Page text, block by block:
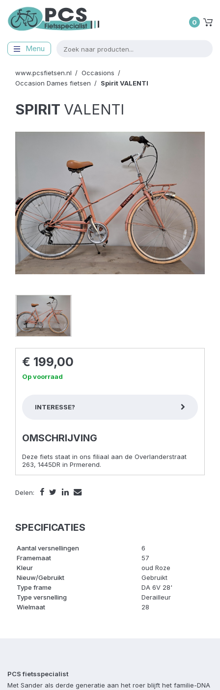
0
Menu
www.pcsfietsen.nl
Occasions
Occasion Dames fietsen
SpiritVALENTI
SPIRIT VALENTI
€ 199,00
Op voorraad
INTERESSE?
OMSCHRIJVING
Deze fiets staat in ons filiaal aan de Overlanderstraat
263, 1445DR in Prmerend.
Delen:
SPECIFICATIES
Aantal versnellingen
6
Framemaat
57
Kleur
oud Roze
Nieuw/Gebruikt
Gebruikt
Type frame
DA 6V 28'
Type versnelling
Derailleur
Wielmaat
28
PCS fietsspecialist
Met Sander als derde generatie aan het roer blijft het familie-DNA